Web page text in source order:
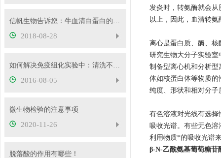
信帆生物告诉您：牛血清白蛋白的分类以及如何正确选择牛血清白蛋白
2018-08-28
如何解决免疫组化实验中：清洗不充分而造成的非特异性着色
2016-08-05
微生物检验的注意事项
2020-11-26
脱落酸的作用有哪些！
发炎时，转氨酶就会
以上，因此，血清转
离心是蛋白质、酶、
研究生物大分子实验室
制备型离心机和分析
体如核蛋白体等物质
纯度、形状和相对分
有色溶液对光线有选
吸收光谱。有些无色
利用物质*的吸收光谱
β-N-乙酰氨基葡萄糖苷